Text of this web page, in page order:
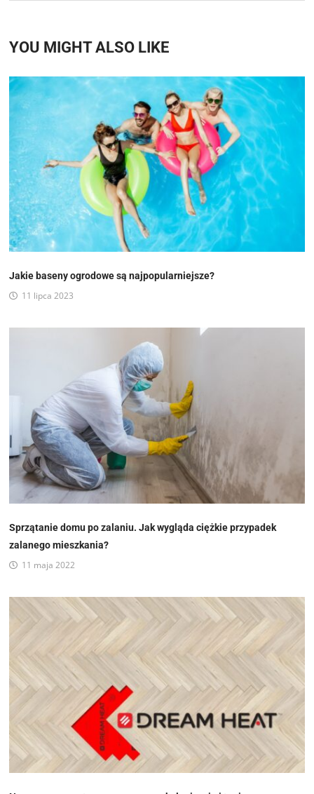
YOU MIGHT ALSO LIKE
Jakie baseny ogrodowe są najpopularniejsze?
11 lipca 2023
Sprzątanie domu po zalaniu. Jak wygląda ciężkie przypadek
zalanego mieszkania?
11 maja 2022